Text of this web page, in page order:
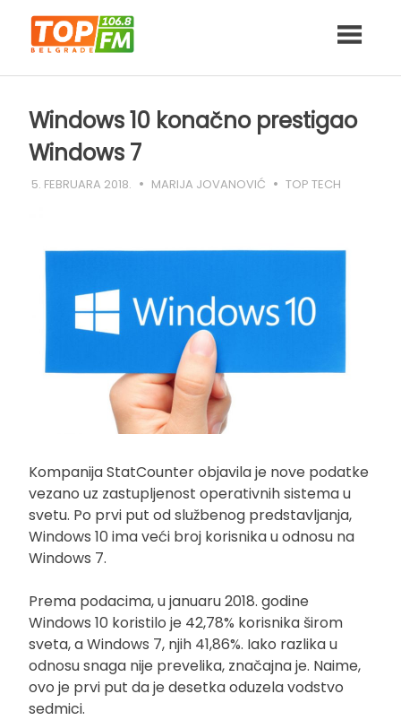
content
Windows 10 konačno prestigao
Windows 7
5. FEBRUARA 2018. MARIJA JOVANOVIĆ TOP TECH
Kompanija StatCounter objavila je nove podatke
vezano uz zastupljenost operativnih sistema u
svetu. Po prvi put od službenog predstavljanja,
Windows 10 ima veći broj korisnika u odnosu na
Windows 7.
Prema podacima, u januaru 2018. godine
Windows 10 koristilo je 42,78% korisnika širom
sveta, a Windows 7, njih 41,86%. Iako razlika u
odnosu snaga nije prevelika, značajna je. Naime,
ovo je prvi put da je desetka oduzela vodstvo
sedmici.